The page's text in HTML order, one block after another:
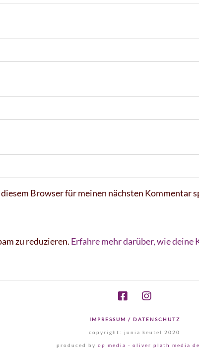
Browser für meinen nächsten Kommentar
zu reduzieren. Erfahre mehr darüber, wie
IMPRESSUM / DATENSCHUTZ
copyright: junia keutel 2020
produced by op media - oliver plath media